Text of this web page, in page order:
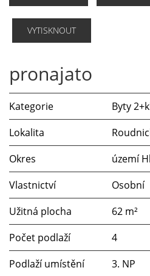
VYTISKNOUT
pronajato
Kategorie
Byty
Lokalita
Okres
území
Vlastnictví
Osobní
Užitná plocha
62 m²
Počet podlaží
4
Podlaží umístění
3. NP